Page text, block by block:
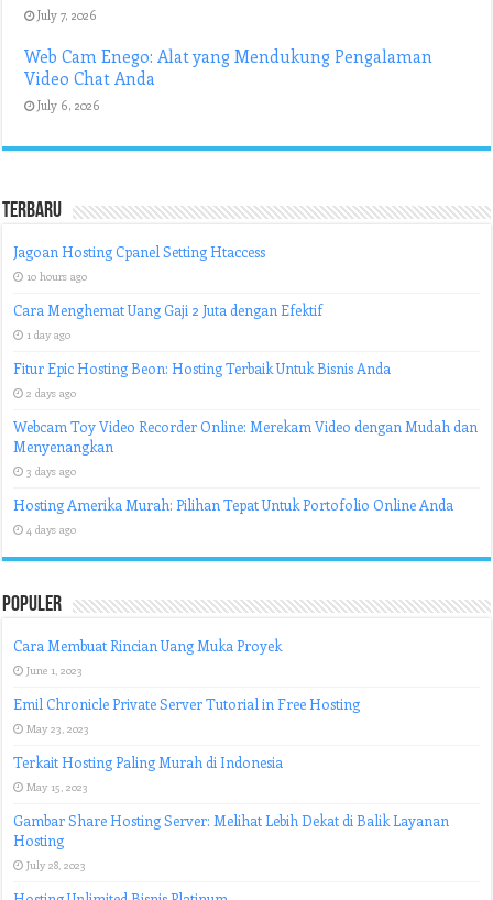
July 7, 2026
Web Cam Enego: Alat yang Mendukung Pengalaman
Video Chat Anda
July 6, 2026
Terbaru
Jagoan Hosting Cpanel Setting Htaccess
10 hours ago
Cara Menghemat Uang Gaji 2 Juta dengan Efektif
1 day ago
Fitur Epic Hosting Beon: Hosting Terbaik Untuk Bisnis Anda
2 days ago
Webcam Toy Video Recorder Online: Merekam Video dengan Mudah dan
Menyenangkan
3 days ago
Hosting Amerika Murah: Pilihan Tepat Untuk Portofolio Online Anda
4 days ago
Populer
Cara Membuat Rincian Uang Muka Proyek
June 1, 2023
Emil Chronicle Private Server Tutorial in Free Hosting
May 23, 2023
Terkait Hosting Paling Murah di Indonesia
May 15, 2023
Gambar Share Hosting Server: Melihat Lebih Dekat di Balik Layanan
Hosting
July 28, 2023